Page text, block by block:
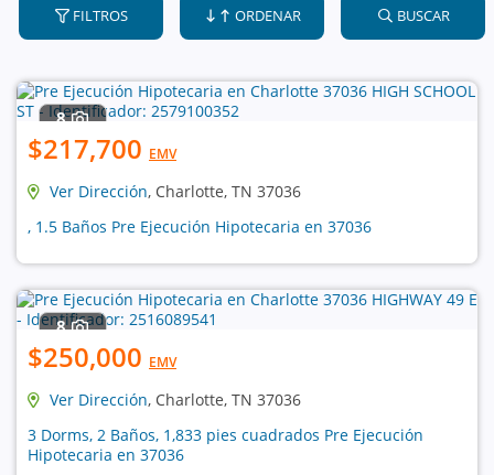
FILTROS ORDENAR BUSCAR
8
$217,700 EMV
Ver Dirección, Charlotte, TN 37036
, 1.5 Baños Pre Ejecución Hipotecaria en 37036
8
$250,000 EMV
Ver Dirección, Charlotte, TN 37036
3 Dorms, 2 Baños, 1,833 pies cuadrados Pre Ejecución
Hipotecaria en 37036